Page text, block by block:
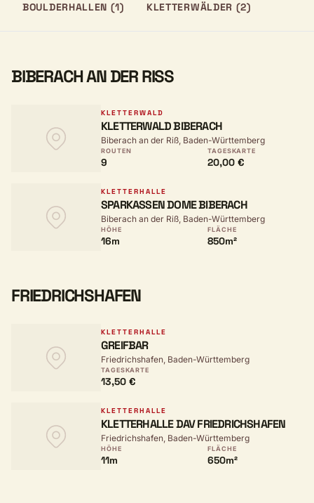
BOULDERHALLEN (1)
KLETTERWÄLDER (2)
BIBERACH AN DER RISS
KLETTERWALD
KLETTERWALD BIBERACH
Biberach an der Riß, Baden-Württemberg
ROUTEN
9
TAGESKARTE
20,00 €
KLETTERHALLE
SPARKASSEN DOME BIBERACH
Biberach an der Riß, Baden-Württemberg
HÖHE
16m
FLÄCHE
850m²
FRIEDRICHSHAFEN
KLETTERHALLE
GREIFBAR
Friedrichshafen, Baden-Württemberg
TAGESKARTE
13,50 €
KLETTERHALLE
KLETTERHALLE DAV FRIEDRICHSHAFEN
Friedrichshafen, Baden-Württemberg
HÖHE
11m
FLÄCHE
650m²